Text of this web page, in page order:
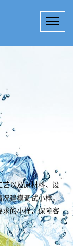
艺以及原材料、设
况建模调试小样，
求的小样，保障客